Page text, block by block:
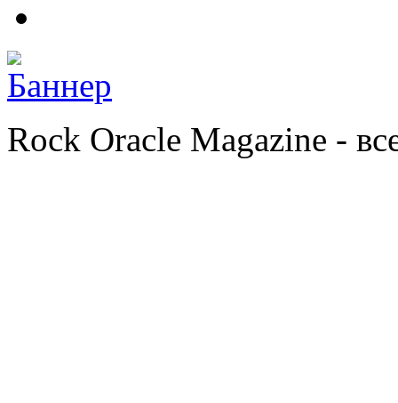
Rock Oracle Magazine -